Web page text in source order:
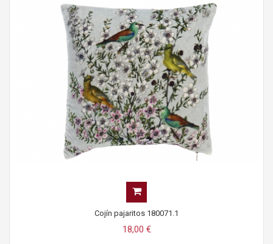
Cojín pajaritos 180071.1
18,00 €